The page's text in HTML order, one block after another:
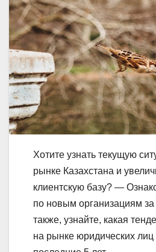
Хотите узнать текущую
рынке Казахстана и
клиентскую базу? —
по новым организациям
также, узнайте, какая
на рынке юридических лиц